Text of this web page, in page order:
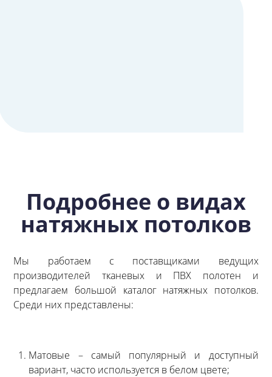
Подробнее о видах
натяжных потолков
Мы работаем с поставщиками ведущих
производителей тканевых и ПВХ полотен и
предлагаем большой каталог натяжных потолков.
Среди них представлены:
Матовые – самый популярный и доступный
вариант, часто используется в белом цвете;